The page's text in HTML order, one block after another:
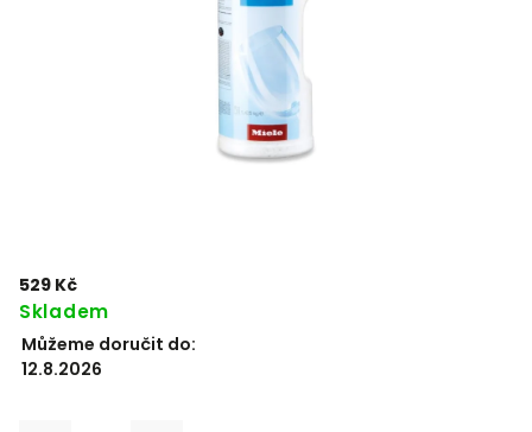
529 Kč
Skladem
Můžeme doručit do:
12.8.2026